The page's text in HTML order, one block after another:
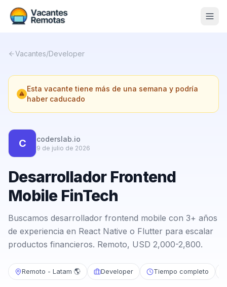
Nosotros
Contacto
Calculadora Freelance
Vacantes/Developer
Esta vacante tiene más de una semana y podría
haber caducado
C coderslab.io
9 de julio de 2026
Desarrollador Frontend
Mobile FinTech
Buscamos desarrollador frontend mobile con 3+ años
de experiencia en React Native o Flutter para escalar
productos financieros. Remoto, USD 2,000-2,800.
Remoto - Latam 🌎 Developer Tiempo completo